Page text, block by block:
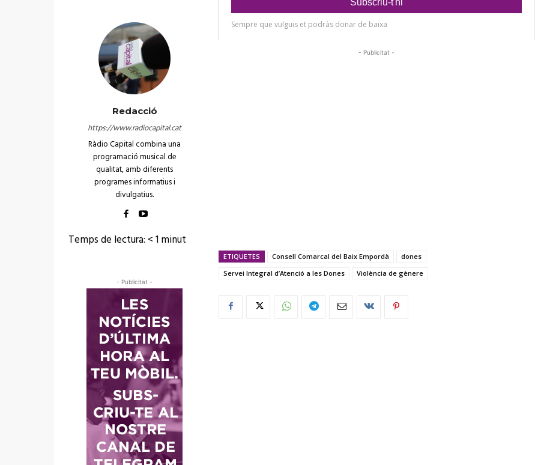
Redacció
https://www.radiocapital.cat
Ràdio Capital combina una
programació musical de
qualitat, amb diferents
programes informatius i
divulgatius.
Temps de lectura: < 1minut
- Publicitat -
- Publicitat -
ETIQUETES Consell Comarcal del Baix Empordà
dones
Servei Integral d’Atenció a les Dones
Violència de gènere